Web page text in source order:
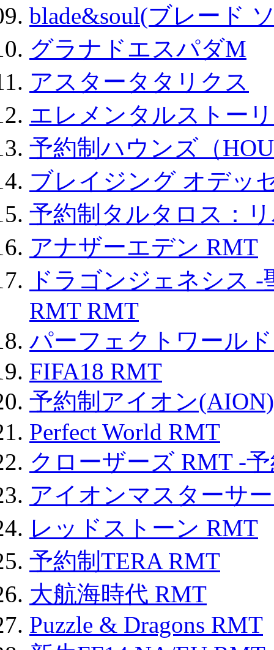
blade&soul(ブレード
グラナドエスパダM
アスタータタリクス
エレメンタルストー
予約制ハウンズ（
ブレイジング オデッ
予約制タルタロス：
アナザーエデン RMT
ドラゴンジェネシス
RMT RMT
パーフェクトワール
FIFA18 RMT
予約制アイオン
Perfect World RMT
クローザーズ RMT -
アイオンマスターサ
レッドストーン RMT
予約制TERA RMT
大航海時代 RMT
Puzzle & Dragons RMT